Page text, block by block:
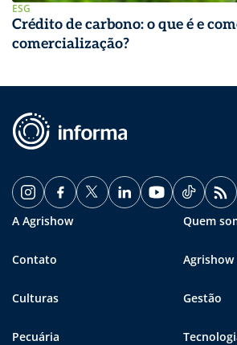
ESG
Crédito de carbono: o que é e
comercialização?
A Agrishow Quem
Contato Agrishow
Culturas Gestão
Pecuária